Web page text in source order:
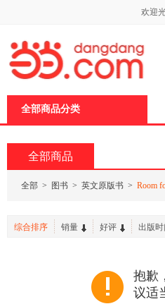
欢迎
全部商品分类
全部商品
全部 > 图书 > 英文原版书 > Room
综合排序 销量 好评 出版时
抱歉
议适
页
加